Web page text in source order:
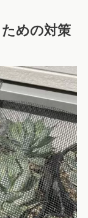
めの対策